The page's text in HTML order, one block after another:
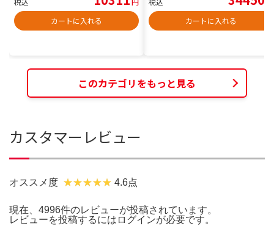
カートに入れる
カートに入れる
このカテゴリをもっと見る
カスタマーレビュー
オススメ度 4.6点
現在、4996件のレビューが投稿されています。
レビューを投稿するには ログインが必要です。